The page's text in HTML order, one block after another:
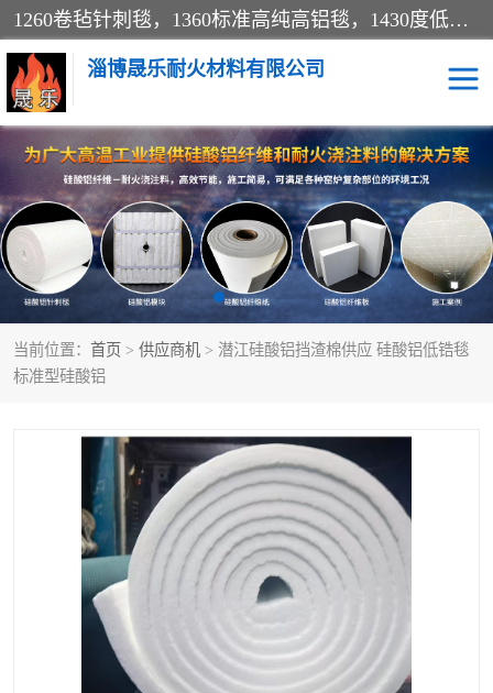
1260卷毡针刺毯，1360标准高纯高铝毯，1430度低锆锆铝含锆毯，普通挡渣棉卷毡，防火纸、挡火板、隔热垫片模块、棉块、折叠块、散棉高温固化剂价格规格密度多少钱图片视频立方平米参数指标
淄博晟乐耐火材料有限公司
当前位置： 首页 > 供应商机 > 潜江硅酸铝挡渣棉供应 硅酸铝低锆毯
标准型硅酸铝
硅酸铝挡渣棉 硅酸铝纤维纸
硅酸铝挡火板 高铝毯
含锆毯 硅酸铝折叠块
硅酸铝散棉 硅酸铝纤维毯
硅酸铝纤维毡 硅酸铝模块
硅酸铝保温棉 硅酸铝板